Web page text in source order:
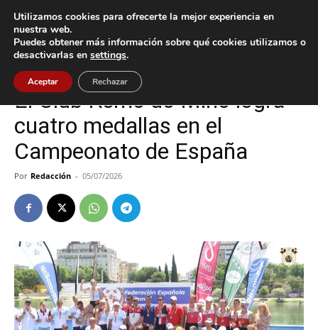
Inicio Deportes
Deportes Tui
El Club Remo do Miño logra
cuatro medallas en el
Campeonato de España
Por Redacción - 05/07/2026
Utilizamos cookies para ofrecerte la mejor experiencia en
nuestra web.
Puedes obtener más información sobre qué cookies utilizamos o
desactivarlas en settings.
Aceptar Rechazar